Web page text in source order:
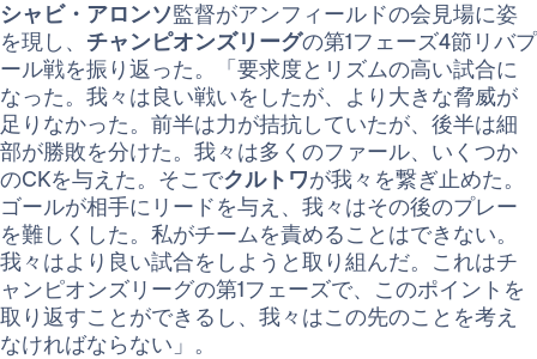
シャビ・アロンソ監督がアンフィールドの会見場に姿
を現し、 チャンピオンズリーグの第1フェーズ4節リバプ
ール戦を振り返った。「要求度とリズムの高い試合に
なった。我々は良い戦いをしたが、より大きな脅威が
足りなかった。前半は力が拮抗していたが、後半は細
部が勝敗を分けた。我々は多くのファール、いくつか
のCKを与えた。そこでクルトワが我々を繋ぎ止めた。
ゴールが相手にリードを与え、我々はその後のプレー
を難しくした。私がチームを責めることはできない。
我々はより良い試合をしようと取り組んだ。これはチ
ャンピオンズリーグの第1フェーズで、このポイントを
取り返すことができるし、我々はこの先のことを考え
なければならない」。